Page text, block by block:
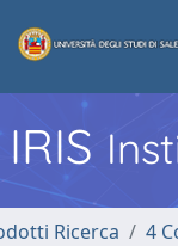
Ricerca 4